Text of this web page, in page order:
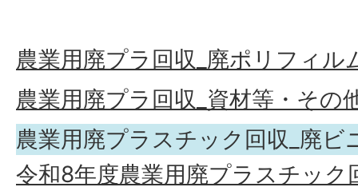
農業用廃プラ回収_廃ポリフィル
農業用廃プラ回収_資材等・その
農業用廃プラスチック回収_廃ビ
令和8年度農業用廃プラスチック